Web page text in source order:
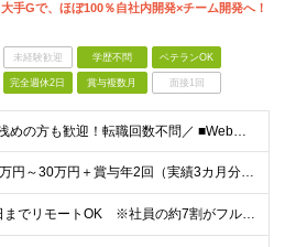
大手Gで、ほぼ100％自社内開発×チーム開発へ！
未経験歓迎 学歴不問 ベテランOK
完全週休2日 賞与複数月 面接1回
＼経験浅めの方も歓迎！転職回数不問／ ■Web系システム開発の経験をお持ちの方（言語、工程、年数不問） ■学歴不問 ◎まずはお会いすることを大切にしています！ 「経歴に自信がない…」そんな方もまずは
月給28万円～30万円＋賞与年2回（実績3カ月分）＋住宅・家族手当 ※経験・年齢・能力を考慮し、当社規定により決定します。 ※試用期間3カ月（給与、待遇に差異はありません） ※残業代は全額支給いたしま
★週3日までリモートOK ※社員の約7割がフルに活用中 ★駅チカで通勤快適！ ■東京本社 東京都台東区上野6丁目16番地22号 上野TGビル4階 ※(変更の範囲)上記を除く当社関連勤務地